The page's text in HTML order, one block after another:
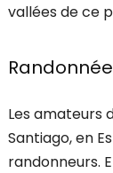
vallées de ce
Les amateurs
Santiago, en
randonneurs.